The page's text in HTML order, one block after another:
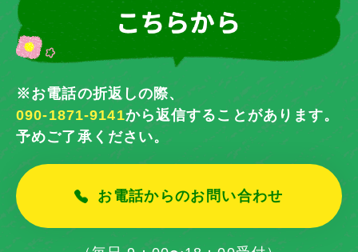
※お電話の折返しの際、
090-1871-9141から返信することがあります。
予めご了承ください。
お電話からのお問い合わせ